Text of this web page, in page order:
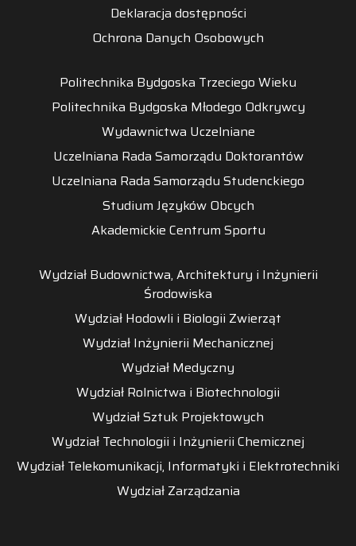
Deklaracja dostępności
Ochrona Danych Osobowych
Politechnika Bydgoska Trzeciego Wieku
Politechnika Bydgoska Młodego Odkrywcy
Wydawnictwa Uczelniane
Uczelniana Rada Samorządu Doktorantów
Uczelniana Rada Samorządu Studenckiego
Studium Języków Obcych
Akademickie Centrum Sportu
Wydział Budownictwa, Architektury i Inżynierii
Środowiska
Wydział Hodowli i Biologii Zwierząt
Wydział Inżynierii Mechanicznej
Wydział Medyczny
Wydział Rolnictwa i Biotechnologii
Wydział Sztuk Projektowych
Wydział Technologii i Inżynierii Chemicznej
Wydział Telekomunikacji, Informatyki i Elektrotechniki
Wydział Zarządzania